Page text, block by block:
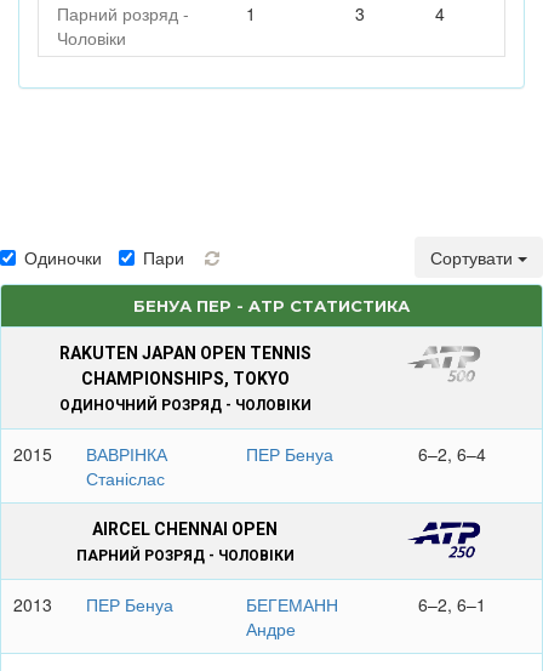
Парний розряд -
Чоловіки
1 3 4
Одиночки Пари Сортувати
БЕНУА ПЕР - ATP СТАТИСТИКА
RAKUTEN JAPAN OPEN TENNIS
CHAMPIONSHIPS, TOKYO
ОДИНОЧНИЙ РОЗРЯД - ЧОЛОВІКИ
2015
ВАВРІНКА
Станіслас
ПЕР Бенуа 6–2, 6–4
AIRCEL CHENNAI OPEN
ПАРНИЙ РОЗРЯД - ЧОЛОВІКИ
2013 ПЕР Бенуа
БЕГЕМАНН
Андре
6–2, 6–1